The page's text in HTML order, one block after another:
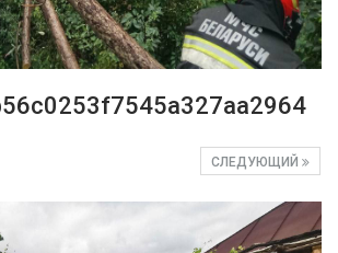
СЛЕДУЮЩИЙ